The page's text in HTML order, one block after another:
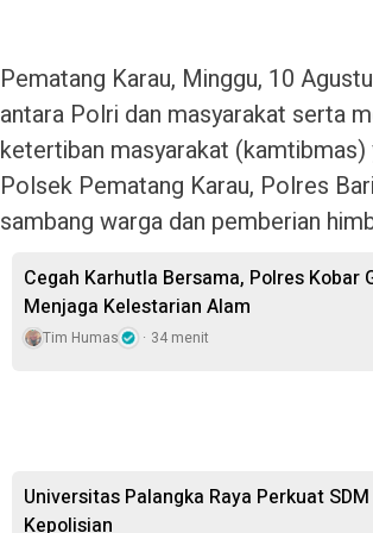
Pematang Karau, Minggu, 10
antara Polri dan masyarakat serta
ketertiban masyarakat
Polsek Pematang Karau, Polres
sambang warga dan pemberian
Cegah Karhutla Bersama, Polres Kobar
Menjaga Kelestarian Alam
Tim Humas 34 menit
Universitas Palangka Raya Perkuat
Kepolisian